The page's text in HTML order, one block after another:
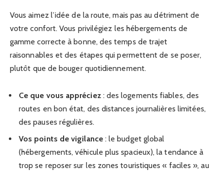
Vous aimez l’idée de la route, mais pas au détriment de
votre confort. Vous privilégiez les hébergements de
gamme correcte à bonne, des temps de trajet
raisonnables et des étapes qui permettent de se poser,
plutôt que de bouger quotidiennement.
Ce que vous appréciez: des logements fiables, des
routes en bon état, des distances journalières limitées,
des pauses régulières.
Vos points de vigilance: le budget global
(hébergements, véhicule plus spacieux), la tendance à
trop se reposer sur les zones touristiques « faciles », au